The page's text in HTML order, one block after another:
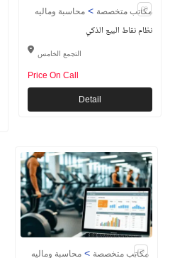
مكاتب متخصصة > محاسبة وماليه
نظام نقاط البيع الذكي
التجمع الخامس
Price On Call
Detail
مكاتب متخصصة > محاسبة وماليه